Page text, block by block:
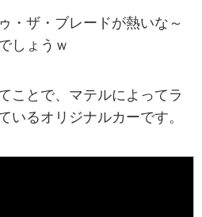
・ザ・ブレードが熱いな～
しょうｗ
ことで、マテルによってラ
いるオリジナルカーです。